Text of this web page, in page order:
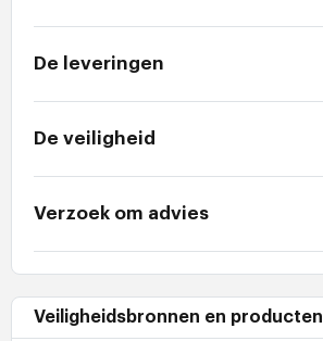
De leveringen
De veiligheid
Verzoek om advies
Veiligheidsbronnen en producten